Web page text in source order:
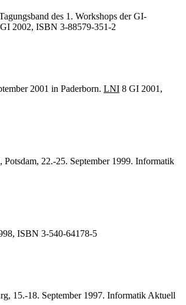
des 1. Workshops der GI-
2002, ISBN 3-88579-351-2
2001 in Paderborn. LNI 8 GI 2001,
22.-25. September 1999. Informatik
ISBN 3-540-64178-5
15.-18. September 1997. Informatik Aktuell